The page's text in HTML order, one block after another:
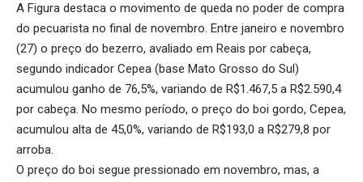
A Figura destaca o movimento de queda no poder de compra
do pecuarista no final de novembro. Entre janeiro e novembro
(27) o preço do bezerro, avaliado em Reais por cabeça,
segundo indicador Cepea (base Mato Grosso do Sul)
acumulou ganho de 76,5%, variando de R$1.467,5 a R$2.590,4
por cabeça. No mesmo período, o preço do boi gordo, Cepea,
acumulou alta de 45,0%, variando de R$193,0 a R$279,8 por
arroba.
O preço do boi segue pressionado em novembro, mas, a